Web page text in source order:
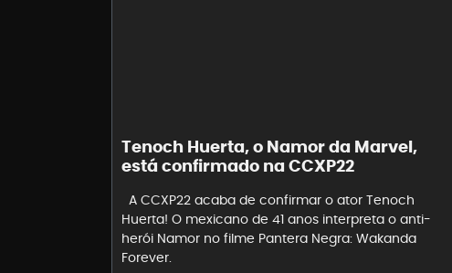
Tenoch Huerta, o Namor da Marvel,
está confirmado na CCXP22
A CCXP22 acaba de confirmar o ator Tenoch
Huerta! O mexicano de 41 anos interpreta o anti-
herói Namor no filme Pantera Negra: Wakanda
Forever.